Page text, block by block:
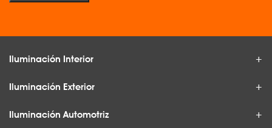
Iluminación Interior
Iluminación Exterior
Iluminación Automotriz